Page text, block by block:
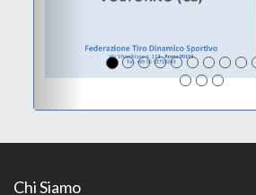
Chi Siamo